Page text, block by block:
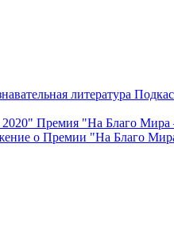
литература
Премия "На Благо Мира
о Премии "На Благо